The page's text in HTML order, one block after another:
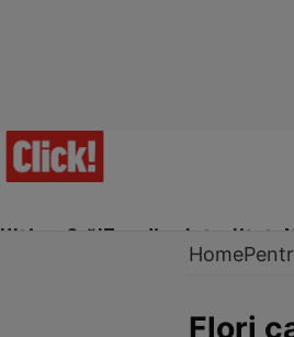
Ultima Oră!Trending Actualitate
Home
Flori